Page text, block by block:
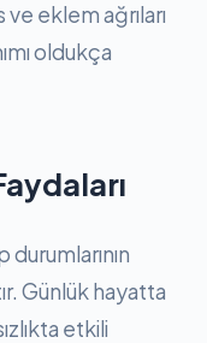
ve eklem ağrıları
oldukça
Günlük hayatta
etkili